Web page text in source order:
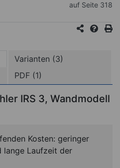
auf Seite 318
Varianten (3)
PDF (1)
IRS 3, Wandmodell
Kosten: geringer
lange Laufzeit der